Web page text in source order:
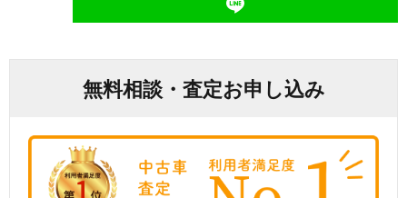
無料相談・査定お申し込み